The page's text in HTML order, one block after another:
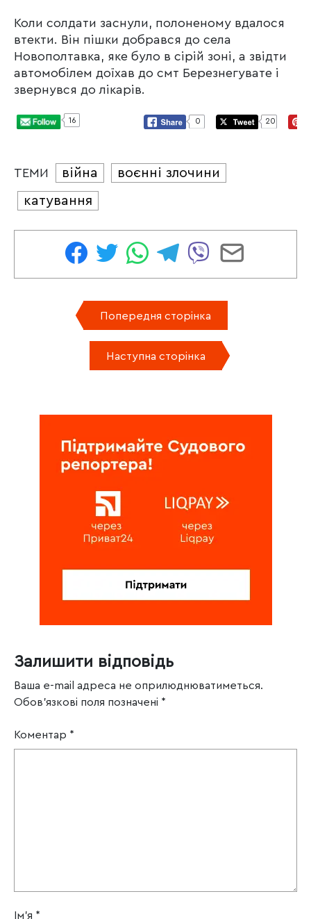
Коли солдати заснули, полоненому вдалося
втекти. Він пішки добрався до села
Новополтавка, яке було в сірій зоні, а звідти
автомобілем доїхав до смт Березнегувате і
звернувся до лікарів.
16 0 20
ТЕМИ війна
воєнні злочини
катування
Попередня сторінка
Наступна сторінка
Залишити відповідь
Ваша e-mail адреса не оприлюднюватиметься.
Обов’язкові поля позначені *
Коментар *
Ім'я *